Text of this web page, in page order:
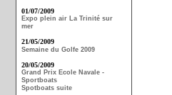
01/07/2009
Expo plein air La Trinité sur
mer
21/05/2009
Semaine du Golfe 2009
20/05/2009
Grand Prix Ecole Navale -
Sportboats
Spotboats suite